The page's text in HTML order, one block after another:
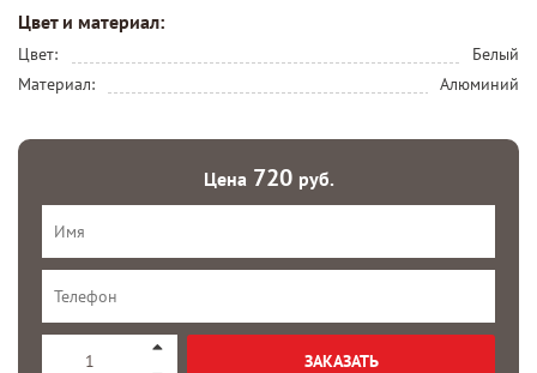
Цвет и материал:
Цвет:
Белый
Материал:
Алюминий
Цена720 руб.
ЗАКАЗАТЬ